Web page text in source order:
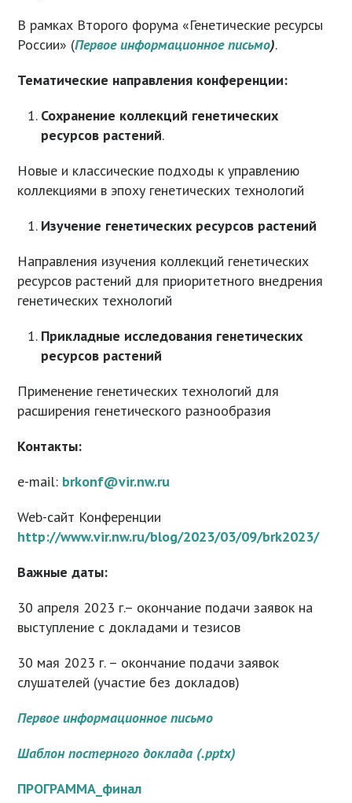
В рамках Второго форума «Генетические ресурсы
России» (Первое информационное письмо).
Тематические направления конференции:
Сохранение коллекций генетических
ресурсов растений.
Новые и классические подходы к управлению
коллекциями в эпоху генетических технологий
Изучение генетических ресурсов растений
Направления изучения коллекций генетических
ресурсов растений для приоритетного внедрения
генетических технологий
Прикладные исследования генетических
ресурсов растений
Применение генетических технологий для
расширения генетического разнообразия
Контакты:
e-mail: brkonf@vir.nw.ru
Web-сайт Конференции
http://www.vir.nw.ru/blog/2023/03/09/brk2023/
Важные даты:
30 апреля 2023 г.– окончание подачи заявок на
выступление с докладами и тезисов
30 мая 2023 г. – окончание подачи заявок
слушателей (участие без докладов)
Первое информационное письмо
Шаблон постерного доклада (.pptx)
ПРОГРАММА_финал